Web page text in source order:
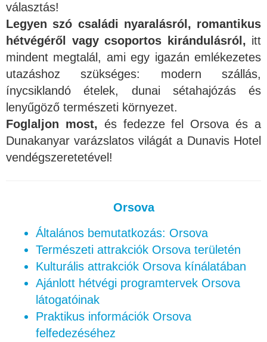
választás!
Legyen szó családi nyaralásról, romantikus
hétvégéről vagy csoportos kirándulásról, itt
mindent megtalál, ami egy igazán emlékezetes
utazáshoz szükséges: modern szállás,
ínycsiklandó ételek, dunai sétahajózás és
lenyűgöző természeti környezet.
Foglaljon most, és fedezze fel Orsova és a
Dunakanyar varázslatos világát a Dunavis Hotel
vendégszeretetével!
Orsova
Általános bemutatkozás: Orsova
Természeti attrakciók Orsova területén
Kulturális attrakciók Orsova kínálatában
Ajánlott hétvégi programtervek Orsova
látogatóinak
Praktikus információk Orsova
felfedezéséhez